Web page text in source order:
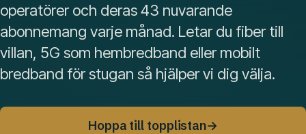
operatörer och deras 43 nuvarande
abonnemang varje månad. Letar du fiber till
villan, 5G som hembredband eller mobilt
bredband för stugan så hjälper vi dig välja.
Hoppa till topplistan→